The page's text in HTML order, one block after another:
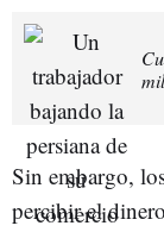
Sin embargo,
percibir el